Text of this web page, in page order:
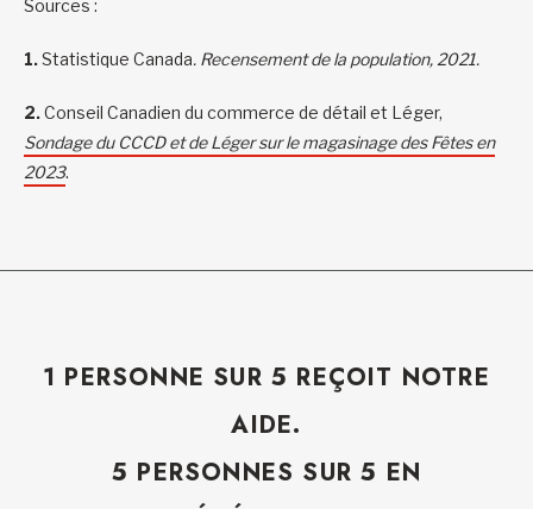
Sources :
1.Statistique Canada. Recensement de la population, 2021.
2.Conseil Canadien du commerce de détail et Léger,
Sondage du CCCD et de Léger sur le magasinage des Fêtes en
2023.
1 PERSONNE SUR 5 REÇOIT NOTRE
AIDE.
5 PERSONNES SUR 5 EN